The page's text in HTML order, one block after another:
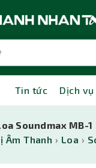
Tin tức Dịch vụ
Soundmax MB-1
Âm Thanh › Loa ›